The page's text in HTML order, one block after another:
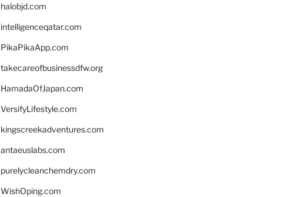
halobjd.com
intelligenceqatar.com
PikaPikaApp.com
takecareofbusinessdfw.org
HamadaOfJapan.com
VersifyLifestyle.com
kingscreekadventures.com
antaeuslabs.com
purelycleanchemdry.com
WishOping.com